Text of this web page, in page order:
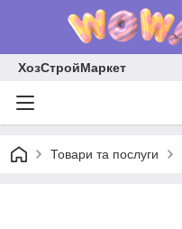
ХозСтройМаркет
Товари та послуги